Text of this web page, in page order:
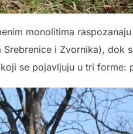
monolitima
i Zvornika), dok
se pojavljuju u tri forme: